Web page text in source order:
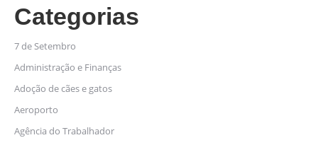
Categorias
7 de Setembro
Administração e Finanças
Adoção de cães e gatos
Aeroporto
Agência do Trabalhador